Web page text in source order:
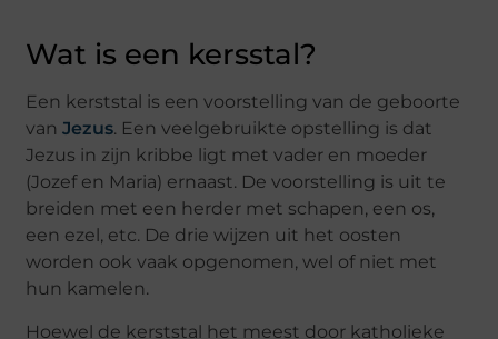
Wat is een kersstal?
Een kerststal is een voorstelling van de geboorte
vanJezus. Een veelgebruikte opstelling is dat
Jezus in zijn kribbe ligt met vader en moeder
(Jozef en Maria) ernaast. De voorstelling is uit te
breiden met een herder met schapen, een os,
een ezel, etc. De drie wijzen uit het oosten
worden ook vaak opgenomen, wel of niet met
hun kamelen.
Hoewel de kerststal het meest door katholieke